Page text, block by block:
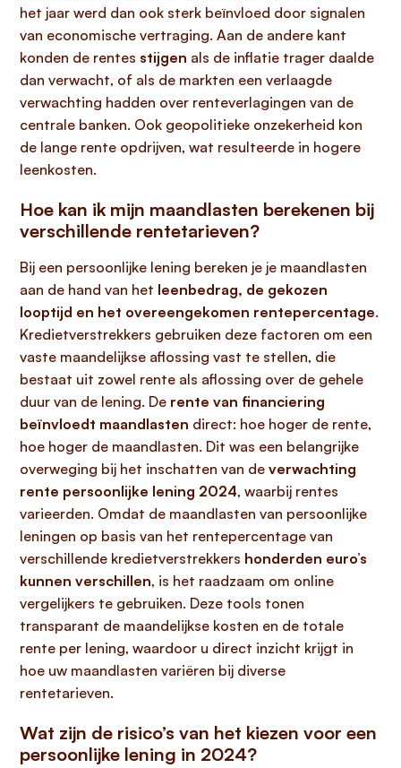
het jaar werd dan ook sterk beïnvloed door signalen
van economische vertraging. Aan de andere kant
konden de rentes stijgen als de inflatie trager daalde
dan verwacht, of als de markten een verlaagde
verwachting hadden over renteverlagingen van de
centrale banken. Ook geopolitieke onzekerheid kon
de lange rente opdrijven, wat resulteerde in hogere
leenkosten.
Hoe kan ik mijn maandlasten berekenen bij
verschillende rentetarieven?
Bij een persoonlijke lening bereken je je maandlasten
aan de hand van het leenbedrag, de gekozen
looptijd en het overeengekomen rentepercentage.
Kredietverstrekkers gebruiken deze factoren om een
vaste maandelijkse aflossing vast te stellen, die
bestaat uit zowel rente als aflossing over de gehele
duur van de lening. De rente van financiering
beïnvloedt maandlasten direct: hoe hoger de rente,
hoe hoger de maandlasten. Dit was een belangrijke
overweging bij het inschatten van de verwachting
rente persoonlijke lening 2024, waarbij rentes
varieerden. Omdat de maandlasten van persoonlijke
leningen op basis van het rentepercentage van
verschillende kredietverstrekkers honderden euro’s
kunnen verschillen, is het raadzaam om online
vergelijkers te gebruiken. Deze tools tonen
transparant de maandelijkse kosten en de totale
rente per lening, waardoor u direct inzicht krijgt in
hoe uw maandlasten variëren bij diverse
rentetarieven.
Wat zijn de risico’s van het kiezen voor een
persoonlijke lening in 2024?